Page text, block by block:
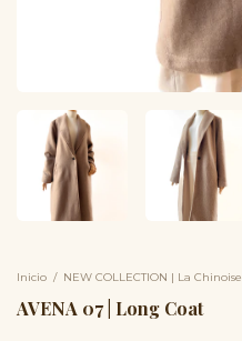
Inicio / NEW COLLECTION | La Chinoise
AVENA 07 | Long Coat